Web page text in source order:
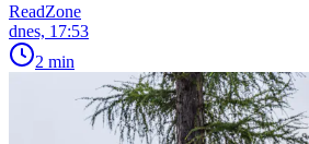
ReadZone
dnes, 17:53
2 min